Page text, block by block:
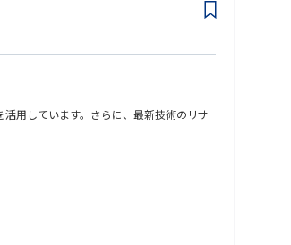
用しています。さらに、最新技術のリサ